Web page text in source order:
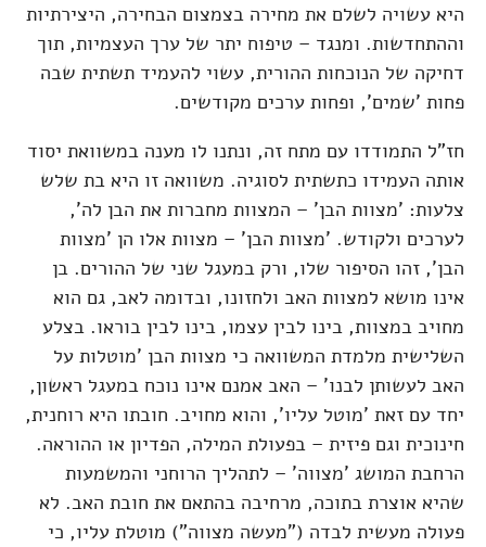
היא עשויה לשלם את מחירה בצמצום הבחירה, היצירתיות
וההתחדשות. ומנגד – טיפוח יתר של ערך העצמיות, תוך
דחיקה של הנוכחות ההורית, עשוי להעמיד תשתית שבה
פחות 'שמים', ופחות ערכים מקודשים.
חז"ל התמודדו עם מתח זה, ונתנו לו מענה במשוואת יסוד
אותה העמידו כתשתית לסוגיה. משוואה זו היא בת שלש
צלעות: 'מצוות הבן' – המצוות מחברות את הבן לה',
לערכים ולקודש. 'מצוות הבן' – מצוות אלו הן 'מצוות
הבן', זהו הסיפור שלו, ורק במעגל שני של ההורים. בן
אינו מושא למצוות האב ולחזונו, ובדומה לאב, גם הוא
מחויב במצוות, בינו לבין עצמו, בינו לבין בוראו. בצלע
השלישית מלמדת המשוואה כי מצוות הבן 'מוטלות על
האב לעשותן לבנו' – האב אמנם אינו נוכח במעגל ראשון,
יחד עם זאת 'מוטל עליו', והוא מחויב. חובתו היא רוחנית,
חינוכית וגם פיזית – בפעולת המילה, הפדיון או ההוראה.
הרחבת המושג 'מצווה' – לתהליך הרוחני והמשמעות
שהיא אוצרת בתוכה, מרחיבה בהתאם את חובת האב. לא
פעולה מעשית לבדה ("מעשה מצווה") מוטלת עליו, כי